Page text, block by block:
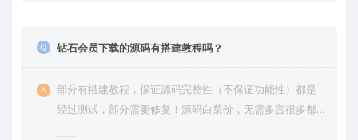
钻石会员下载的源码有搭建教程吗？
部分有搭建教程，保证源码完整性（不保证功能性）都是
经过测试，部分需要修复！源码白菜价，无需多言很多都